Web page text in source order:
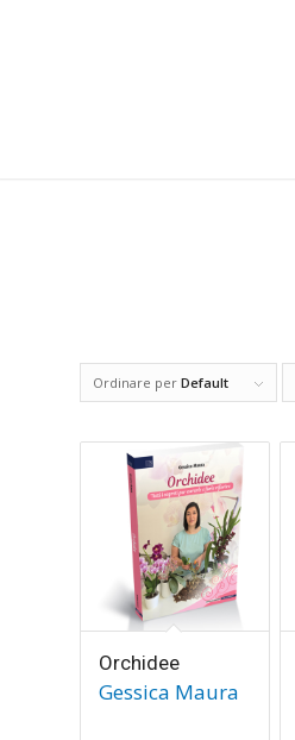
Ordinare per Default
Orchidee
Gessica Maura